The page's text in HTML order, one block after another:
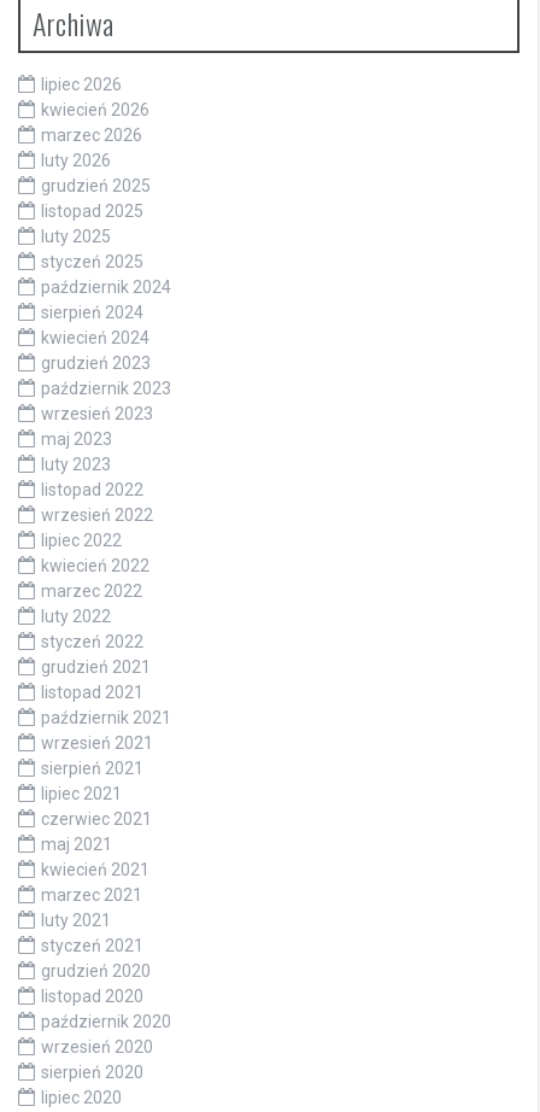
Archiwa
lipiec 2026
kwiecień 2026
marzec 2026
luty 2026
grudzień 2025
listopad 2025
luty 2025
styczeń 2025
październik 2024
sierpień 2024
kwiecień 2024
grudzień 2023
październik 2023
wrzesień 2023
maj 2023
luty 2023
listopad 2022
wrzesień 2022
lipiec 2022
kwiecień 2022
marzec 2022
luty 2022
styczeń 2022
grudzień 2021
listopad 2021
październik 2021
wrzesień 2021
sierpień 2021
lipiec 2021
czerwiec 2021
maj 2021
kwiecień 2021
marzec 2021
luty 2021
styczeń 2021
grudzień 2020
listopad 2020
październik 2020
wrzesień 2020
sierpień 2020
lipiec 2020